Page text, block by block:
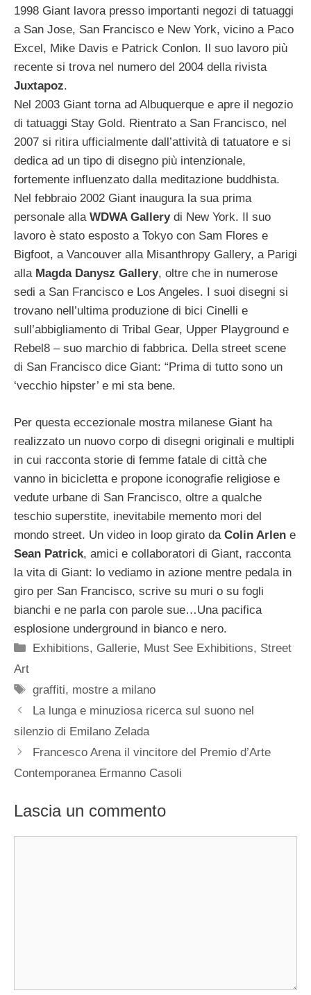
1998 Giant lavora presso importanti negozi di tatuaggi
a San Jose, San Francisco e New York, vicino a Paco
Excel, Mike Davis e Patrick Conlon. Il suo lavoro più
recente si trova nel numero del 2004 della rivista
Juxtapoz.
Nel 2003 Giant torna ad Albuquerque e apre il negozio
di tatuaggi Stay Gold. Rientrato a San Francisco, nel
2007 si ritira ufficialmente dall’attività di tatuatore e si
dedica ad un tipo di disegno più intenzionale,
fortemente influenzato dalla meditazione buddhista.
Nel febbraio 2002 Giant inaugura la sua prima
personale alla WDWA Gallerydi New York. Il suo
lavoro è stato esposto a Tokyo con Sam Flores e
Bigfoot, a Vancouver alla Misanthropy Gallery, a Parigi
alla Magda Danysz Gallery, oltre che in numerose
sedi a San Francisco e Los Angeles. I suoi disegni si
trovano nell’ultima produzione di bici Cinelli e
sull’abbigliamento di Tribal Gear, Upper Playground e
Rebel8 – suo marchio di fabbrica. Della street scene
di San Francisco dice Giant: “Prima di tutto sono un
‘vecchio hipster’ e mi sta bene.
Per questa eccezionale mostra milanese Giant ha
realizzato un nuovo corpo di disegni originali e multipli
in cui racconta storie di femme fatale di città che
vanno in bicicletta e propone iconografie religiose e
vedute urbane di San Francisco, oltre a qualche
teschio superstite, inevitabile memento mori del
mondo street. Un video in loop girato da Colin Arlen e
Sean Patrick, amici e collaboratori di Giant, racconta
la vita di Giant: lo vediamo in azione mentre pedala in
giro per San Francisco, scrive su muri o su fogli
bianchi e ne parla con parole sue…Una pacifica
esplosione underground in bianco e nero.
Categorie
Exhibitions, Gallerie, Must See Exhibitions, Street
Art
Tag
graffiti, mostre a milano
La lunga e minuziosa ricerca sul suono nel
silenzio di Emilano Zelada
Francesco Arena il vincitore del Premio d’Arte
Contemporanea Ermanno Casoli
Lascia un commento